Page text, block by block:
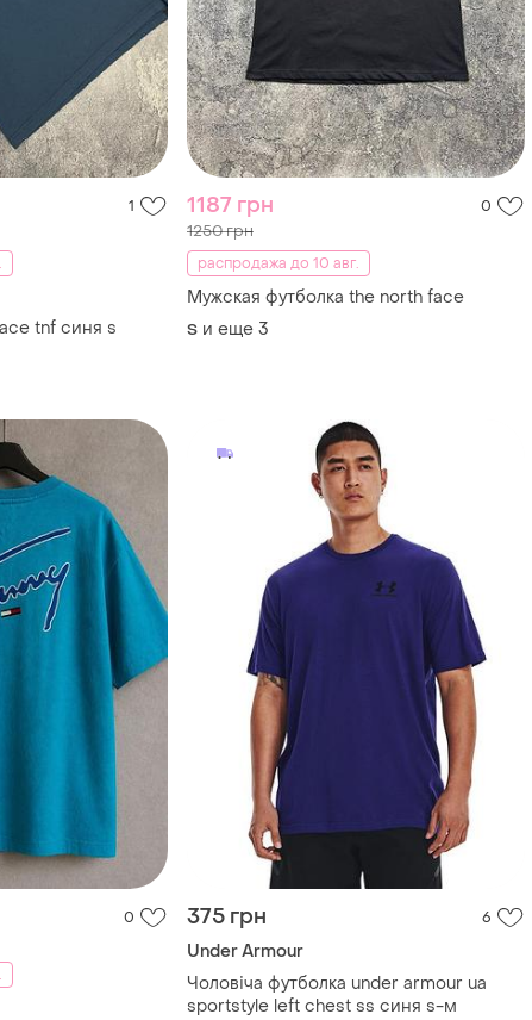
1
tnf синя s
1187 грн 0
1250 грн
распродажа до 10 авг.
Мужская футболка the north face
S и еще 3
0 375 грн 6
Under Armour
Чоловіча футболка under armour ua
sportstyle left chest ss синя s-м